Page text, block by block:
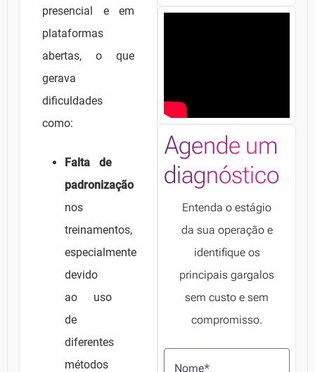
presencial e em
plataformas
abertas, o que
gerava
dificuldades
como:
Falta de
padronização
nos
treinamentos,
especialmente
devido
ao uso
de
diferentes
métodos
Agende um
diagnóstico
Entenda o estágio
da sua operação e
identifique os
principais gargalos
sem custo e sem
compromisso.